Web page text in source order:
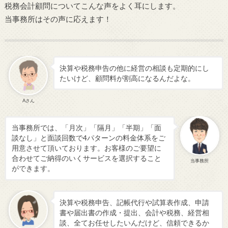
税務会計顧問についてこんな声をよく耳にします。
当事務所はその声に応えます！
Aさん
決算や税務申告の他に経営の相談も定期的にし
たいけど、顧問料が割高になるんだよな。
当事務所
当事務所では、「月次」「隔月」「半期」「面
談なし」と面談回数で4パターンの料金体系をご
用意させて頂いております。お客様のご要望に
合わせてご納得のいくサービスを選択すること
ができます。
決算や税務申告、記帳代行や試算表作成、申請
書や届出書の作成・提出、会計や税務、経営相
談、全てお任せしたいんだけど、信頼できるか